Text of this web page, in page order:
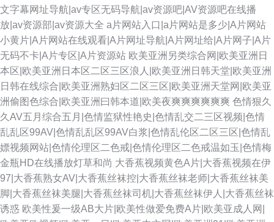
文字幕网址导航|av专区无码导航|av资源吧|AV资源吧在线播
放|av资源部|av资源大全 a片网站入口|a片网站是多少|A片网站
小黄片|A片网站在线观看|A片网址导航|A片网址给|A片网子|A片
无码不卡|A片专区|A片资源站 欧美亚洲另类综合网|欧美亚洲日
本区|欧美亚洲日本区二区三区浪人|欧美亚洲日韩天堂|欧美亚洲
日韩在线综合|欧美亚洲熟妇区二区三区|欧美亚洲天堂网|欧美亚
洲偷图色综合|欧美亚洲曰韩本道|欧美夜爽爽爽爽爽爽 色情狠久
久AV五月综合五月|色情监狱性艳史|色情乱交二三区视频|色情
乱乱区99AV|色情乱乱区99AV白浆|色情乱伦区二区三区|色情乱
嫖视频网站|色情伦理区二色戒|色情伦理区二色戒温如玉|色情梅
金瓶HD在线播放灯草和尚 大香蕉视频黄色A片|大香蕉视频在伊
97|大香蕉熟女AV|大香蕉丝袜控|大香蕉丝袜老师|大香蕉丝袜美
脚|大香蕉丝袜美腿|大香蕉丝袜司机|大香蕉丝袜伊人|大香蕉丝袜
诱惑 欧美性爰一级AB大片|欧美性做爱免费A片|欧美亚成人网|